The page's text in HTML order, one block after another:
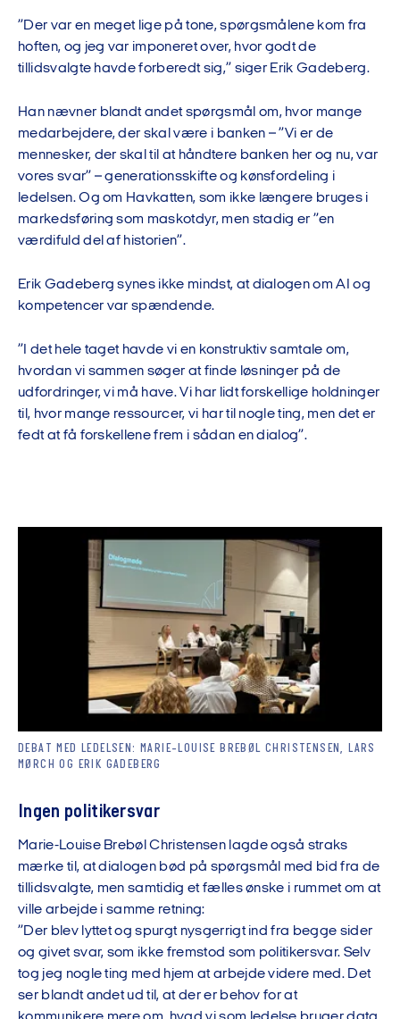
”Der var en meget lige på tone, spørgsmålene kom fra
hoften, og jeg var imponeret over, hvor godt de
tillidsvalgte havde forberedt sig,” siger Erik Gadeberg.
Han nævner blandt andet spørgsmål om, hvor mange
medarbejdere, der skal være i banken – ”Vi er de
mennesker, der skal til at håndtere banken her og nu, var
vores svar” – generationsskifte og kønsfordeling i
ledelsen. Og om Havkatten, som ikke længere bruges i
markedsføring som maskotdyr, men stadig er ”en
værdifuld del af historien”.
Erik Gadeberg synes ikke mindst, at dialogen om AI og
kompetencer var spændende.
”I det hele taget havde vi en konstruktiv samtale om,
hvordan vi sammen søger at finde løsninger på de
udfordringer, vi må have. Vi har lidt forskellige holdninger
til, hvor mange ressourcer, vi har til nogle ting, men det er
fedt at få forskellene frem i sådan en dialog”.
DEBAT MED LEDELSEN: MARIE-LOUISE BREBØL CHRISTENSEN, LARS
MØRCH OG ERIK GADEBERG
Ingen politikersvar
Marie-Louise Brebøl Christensen lagde også straks
mærke til, at dialogen bød på spørgsmål med bid fra de
tillidsvalgte, men samtidig et fælles ønske i rummet om at
ville arbejde i samme retning:
”Der blev lyttet og spurgt nysgerrigt ind fra begge sider
og givet svar, som ikke fremstod som politikersvar. Selv
tog jeg nogle ting med hjem at arbejde videre med. Det
ser blandt andet ud til, at der er behov for at